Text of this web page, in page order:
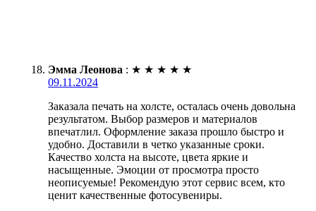
Эмма Леонова : ★ ★ ★ ★ ★
09.11.2024
Заказала печать на холсте, осталась очень довольна
результатом. Выбор размеров и материалов
впечатлил. Оформление заказа прошло быстро и
удобно. Доставили в четко указанные сроки.
Качество холста на высоте, цвета яркие и
насыщенные. Эмоции от просмотра просто
неописуемые! Рекомендую этот сервис всем, кто
ценит качественные фотосувениры.